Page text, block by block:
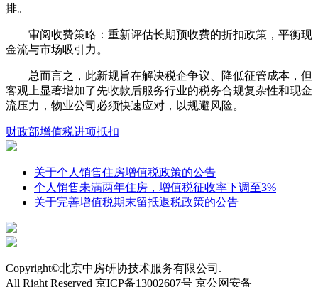
排。
审阅收费策略：重新评估长期预收费的折扣政策，平衡现
金流与市场吸引力。
总而言之，此新规旨在解决税企争议、降低征管成本，但
客观上显著增加了先收款后服务行业的税务合规复杂性和现金
流压力，物业公司必须快速应对，以规避风险。
财政部增值税进项抵扣
关于个人销售住房增值税政策的公告
个人销售未满两年住房，增值税征收率下调至3%
关于完善增值税期末留抵退税政策的公告
Copyright©北京中房研协技术服务有限公司.
All Right Reserved 京ICP备13002607号 京公网安备